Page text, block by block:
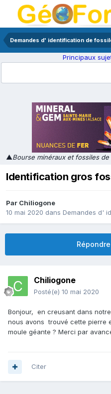
Demandes d' identification de
Principaux
▲Bourse minéraux et fossiles
Identification gros
Par Chiliogone
10 mai 2020 dans Demandes d'
Chiliogone
Posté(e) 10 mai 2020
Bonjour, en creusant dans
nous avons trouvé cette pierre
moule géante ? Merci par
Citer